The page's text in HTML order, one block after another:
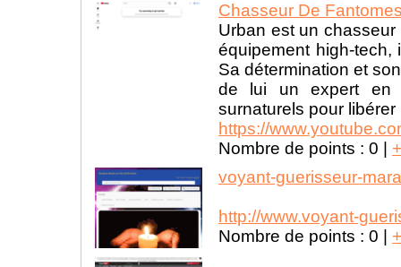
Chasseur De
Urban est un
équipement high-
Sa détermination et
de lui un expert en
surnaturels pour
https://
Nombre de points : 0
voyant-guerisseur-
http://www.voyant-
Nombre de points : 0